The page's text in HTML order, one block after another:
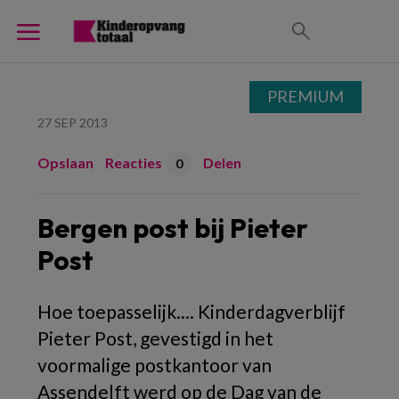
27 SEP 2013
Opslaan Reacties 0 Delen
Bergen post bij Pieter
Post
Hoe toepasselijk.... Kinderdagverblijf
Pieter Post, gevestigd in het
voormalige postkantoor van
Assendelft werd op de Dag van de
PREMIUM